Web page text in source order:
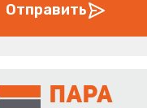
Отправить